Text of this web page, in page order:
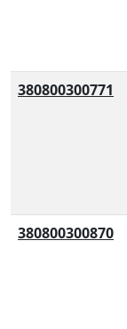
380800300771
380800300870